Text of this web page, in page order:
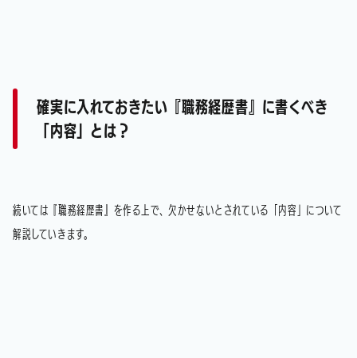
確実に入れておきたい『職務経歴書』に書くべき
「内容」とは？
続いては『職務経歴書』を作る上で、欠かせないとされている「内容」について
解説していきます。